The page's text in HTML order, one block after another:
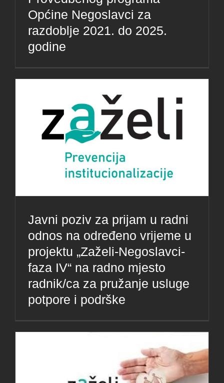
Općine Negoslavci za
razdoblje 2021. do 2025.
godine
Javni poziv za prijam u radni
odnos na određeno vrijeme u
projektu „Zaželi-Negoslavci-
faza IV“ na radno mjesto
radnik/ca za pružanje usluge
potpore i podrške